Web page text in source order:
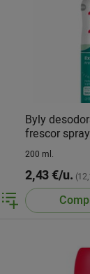
Byly
frescor spray
200 ml.
2,43 €/u.